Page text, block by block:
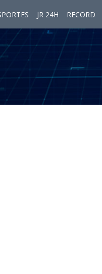
JR 24H RECORD